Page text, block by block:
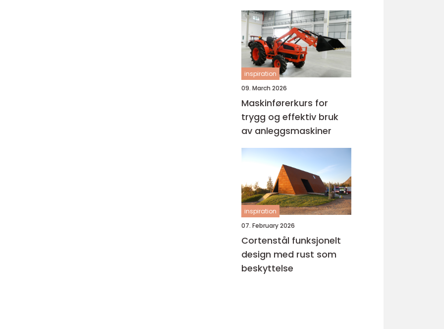
inspiration
09. March 2026
Maskinførerkurs for
trygg og effektiv bruk
av anleggsmaskiner
inspiration
07. February 2026
Cortenstål funksjonelt
design med rust som
beskyttelse